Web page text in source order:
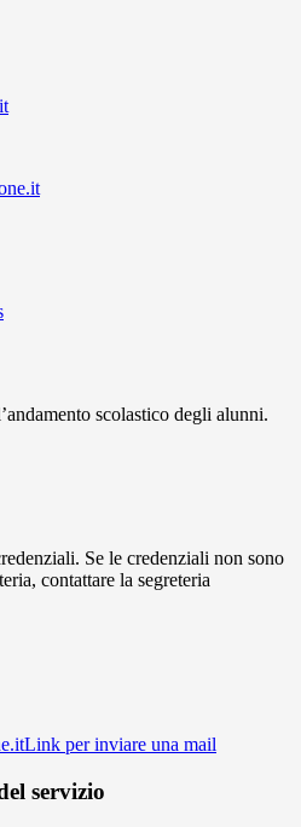
scolastico degli alunni.
Se le credenziali non sono
contattare la segreteria
Link per inviare una mail
servizio